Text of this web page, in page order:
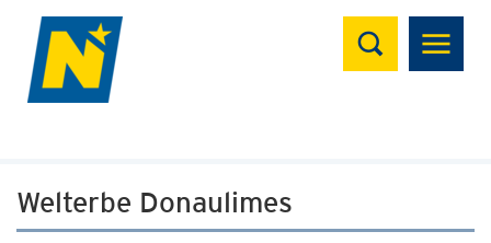
Suchen
Welterbe Donaulimes